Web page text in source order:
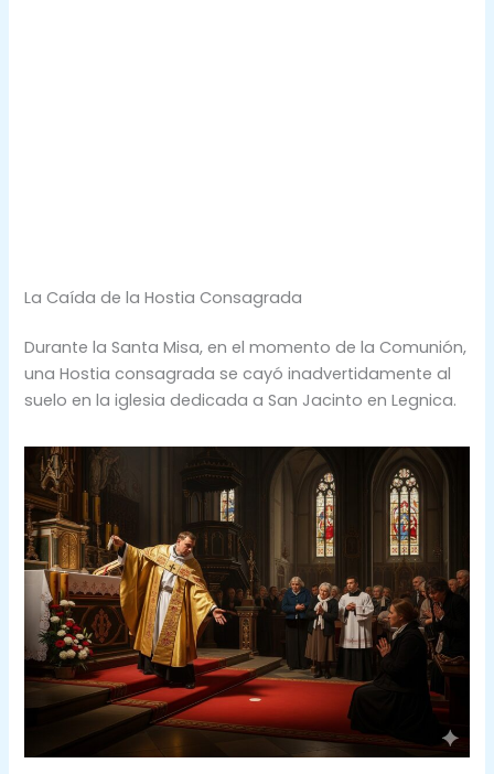
La Caída de la Hostia Consagrada
Durante la Santa Misa, en el momento de la Comunión,
una Hostia consagrada se cayó inadvertidamente al
suelo en la iglesia dedicada a San Jacinto en Legnica.